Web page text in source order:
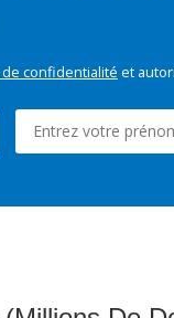
confidentialité et